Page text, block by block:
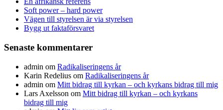
Soft power – hard power
Vägen till styrelsen är via styrelsen
Bygg ut faktaförsvaret
Senaste kommentarer
admin om Radikaliseringens år
Karin Redelius om Radikaliseringens år
admin om Mitt bidrag till kyrkan – och kyrkans bidrag till mig
Lars Axelsson om Mitt bidrag till kyrkan – och kyrkans
bidrag till mig